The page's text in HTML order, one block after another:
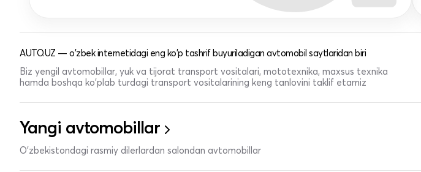
AUTO.UZ — o'zbek internetidagi eng ko'p tashrif buyuriladigan avtomobil saytlaridan biri
Biz yengil avtomobillar, yuk va tijorat transport vositalari, mototexnika, maxsus texnika
hamda boshqa ko'plab turdagi transport vositalarining keng tanlovini taklif etamiz
Yangi avtomobillar
O'zbekistondagi rasmiy dilerlardan salondan avtomobillar